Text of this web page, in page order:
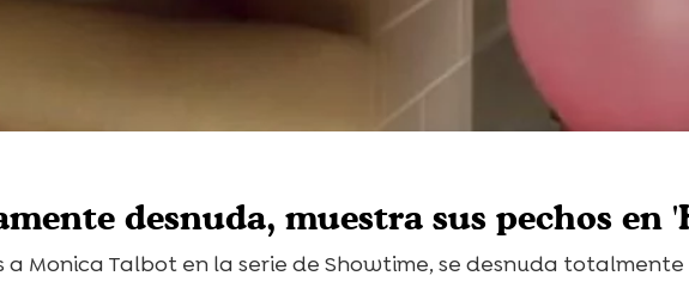
desnuda, muestra sus pechos en
Monica Talbot en la serie de Showtime, se desnuda totalmente